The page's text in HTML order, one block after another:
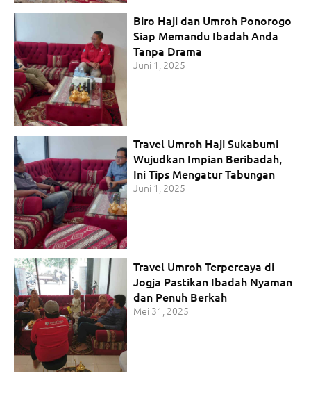
Biro Haji dan Umroh Ponorogo
Siap Memandu Ibadah Anda
Tanpa Drama
Juni 1, 2025
Travel Umroh Haji Sukabumi
Wujudkan Impian Beribadah,
Ini Tips Mengatur Tabungan
Juni 1, 2025
Travel Umroh Terpercaya di
Jogja Pastikan Ibadah Nyaman
dan Penuh Berkah
Mei 31, 2025